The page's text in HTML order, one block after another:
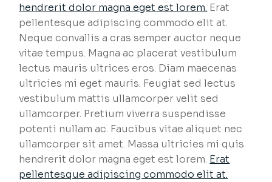
hendrerit dolor magna eget est lorem. Erat
pellentesque adipiscing commodo elit at.
Neque convallis a cras semper auctor neque
vitae tempus. Magna ac placerat vestibulum
lectus mauris ultrices eros. Diam maecenas
ultricies mi eget mauris. Feugiat sed lectus
vestibulum mattis ullamcorper velit sed
ullamcorper. Pretium viverra suspendisse
potenti nullam ac. Faucibus vitae aliquet nec
ullamcorper sit amet. Massa ultricies mi quis
hendrerit dolor magna eget est lorem. Erat
pellentesque adipiscing commodo elit at.